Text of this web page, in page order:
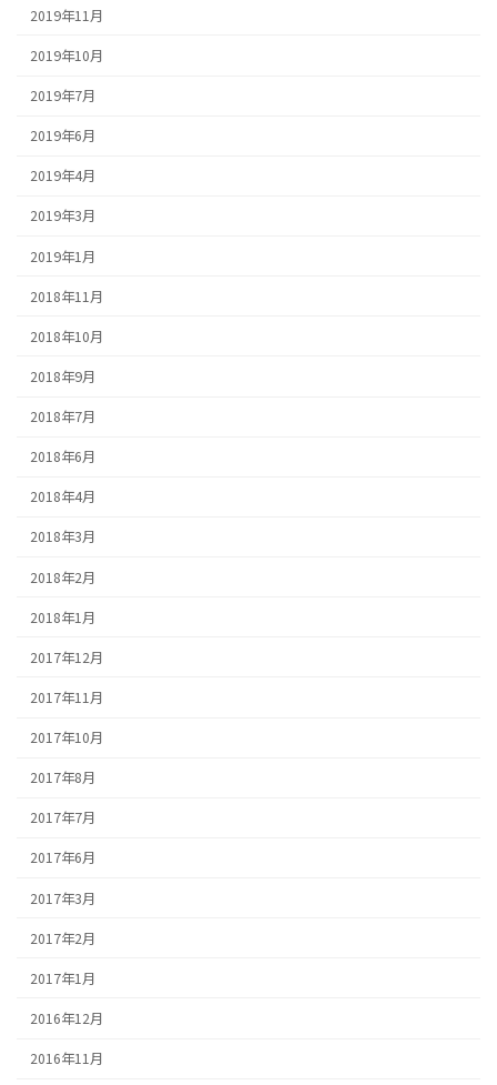
2019年11月
2019年10月
2019年7月
2019年6月
2019年4月
2019年3月
2019年1月
2018年11月
2018年10月
2018年9月
2018年7月
2018年6月
2018年4月
2018年3月
2018年2月
2018年1月
2017年12月
2017年11月
2017年10月
2017年8月
2017年7月
2017年6月
2017年3月
2017年2月
2017年1月
2016年12月
2016年11月